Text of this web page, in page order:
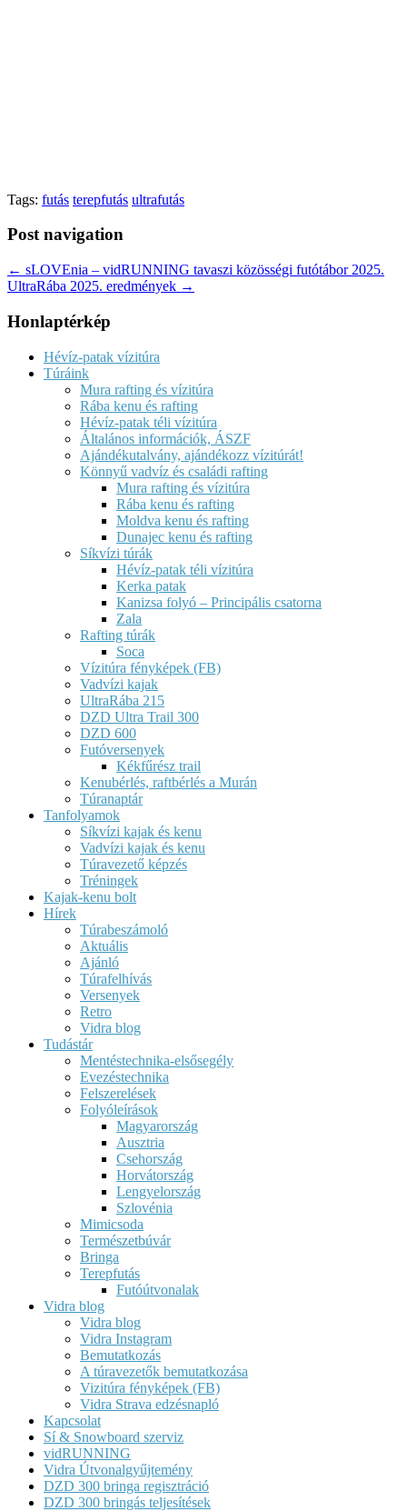
Tags: futás terepfutás ultrafutás
Post navigation
← sLOVEnia – vidRUNNING tavaszi közösségi futótábor 2025.
UltraRába 2025. eredmények →
Honlaptérkép
Hévíz-patak vízitúra
Túráink
Mura rafting és vízitúra
Rába kenu és rafting
Hévíz-patak téli vízitúra
Általános információk, ÁSZF
Ajándékutalvány, ajándékozz vízitúrát!
Könnyű vadvíz és családi rafting
Mura rafting és vízitúra
Rába kenu és rafting
Moldva kenu és rafting
Dunajec kenu és rafting
Síkvízi túrák
Hévíz-patak téli vízitúra
Kerka patak
Kanizsa folyó – Principális csatorna
Zala
Rafting túrák
Soca
Vízitúra fényképek (FB)
Vadvízi kajak
UltraRába 215
DZD Ultra Trail 300
DZD 600
Futóversenyek
Kékfűrész trail
Kenubérlés, raftbérlés a Murán
Túranaptár
Tanfolyamok
Síkvízi kajak és kenu
Vadvízi kajak és kenu
Túravezető képzés
Tréningek
Kajak-kenu bolt
Hírek
Túrabeszámoló
Aktuális
Ajánló
Túrafelhívás
Versenyek
Retro
Vidra blog
Tudástár
Mentéstechnika-elsősegély
Evezéstechnika
Felszerelések
Folyóleírások
Magyarország
Ausztria
Csehország
Horvátország
Lengyelország
Szlovénia
Mimicsoda
Természetbúvár
Bringa
Terepfutás
Futóútvonalak
Vidra blog
Vidra blog
Vidra Instagram
Bemutatkozás
A túravezetők bemutatkozása
Vizitúra fényképek (FB)
Vidra Strava edzésnapló
Kapcsolat
Sí & Snowboard szerviz
vidRUNNING
Vidra Útvonalgyűjtemény
DZD 300 bringa regisztráció
DZD 300 bringás teljesítések